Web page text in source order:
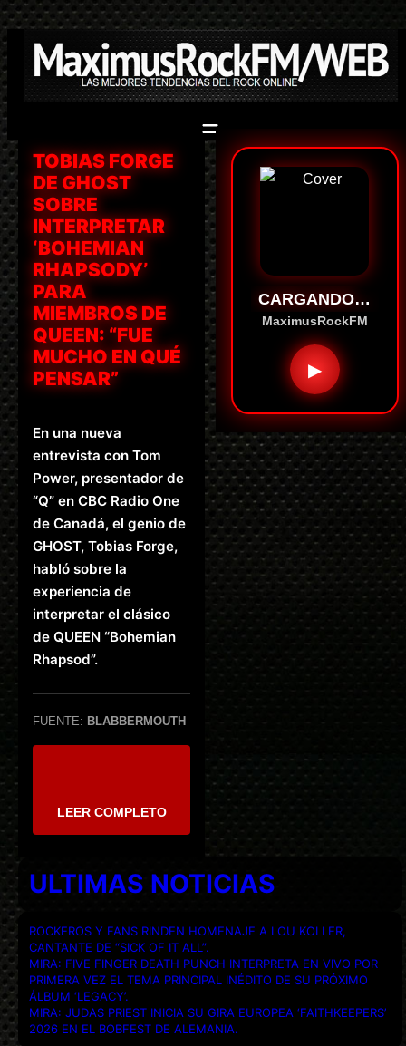
Saltar
al
contenido
TOBIAS FORGE
DE GHOST
SOBRE
INTERPRETAR
‘BOHEMIAN
RHAPSODY’
PARA
MIEMBROS DE
QUEEN: “FUE
MUCHO EN QUÉ
PENSAR”
En una nueva
entrevista con Tom
Power, presentador de
“Q” en CBC Radio One
de Canadá, el genio de
GHOST, Tobias Forge,
habló sobre la
experiencia de
interpretar el clásico
de QUEEN “Bohemian
Rhapsod”.
FUENTE: BLABBERMOUTH
LEER COMPLETO
CARGANDO…
MaximusRockFM
▶
ULTIMAS NOTICIAS
ROCKEROS Y FANS RINDEN HOMENAJE A LOU KOLLER,
CANTANTE DE “SICK OF IT ALL”.
MIRA: FIVE FINGER DEATH PUNCH INTERPRETA EN VIVO POR
PRIMERA VEZ EL TEMA PRINCIPAL INÉDITO DE SU PRÓXIMO
ÁLBUM ‘LEGACY’.
MIRA: JUDAS PRIEST INICIA SU GIRA EUROPEA ‘FAITHKEEPERS’
2026 EN EL BOBFEST DE ALEMANIA.